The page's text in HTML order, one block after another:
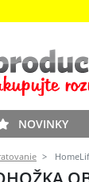
NOVINKY